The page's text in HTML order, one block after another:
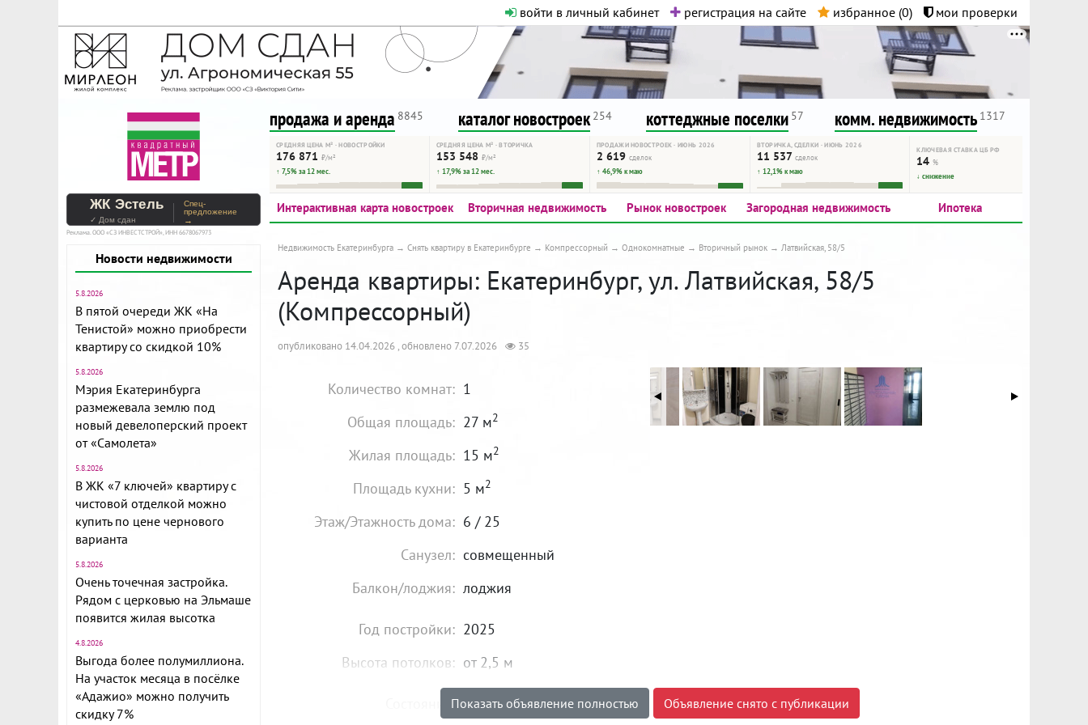
войти в личный кабинет регистрация на сайте избранное (0) мои проверки
На Метре реклама - только нормальная. Никакого шок-контента.
Помогайте независимому ресурсу, как он помогает вам. Удачи!
продажа и аренда 8845 каталог новостроек 254 коттеджные поселки 57 комм. недвижимость 1317
СРЕДНЯЯ ЦЕНА М² · НОВОСТРОЙКИ
176 871 ₽/м²
↑ 7,5% за 12 мес.
СРЕДНЯЯ ЦЕНА М² · ВТОРИЧКА
153 548 ₽/м²
↑ 17,9% за 12 мес.
ПРОДАЖИ НОВОСТРОЕК · ИЮНЬ 2026
2 619 сделок
↑ 46,9% к маю
ВТОРИЧКА, СДЕЛКИ · ИЮНЬ 2026
11 537 сделок
↑ 12,1% к маю
КЛЮЧЕВАЯ СТАВКА ЦБ РФ
14%
↓ снижение
ЖК Эстель
✓ Дом сдан
Спец-
предложение
→
Реклама. ООО «СЗ ИНВЕСТСТРОЙ», ИНН 6678067973
Новости недвижимости
5.8.2026
В пятой очереди ЖК «На
Тенистой» можно приобрести
квартиру со скидкой 10%
5.8.2026
Мэрия Екатеринбурга
размежевала землю под
новый девелоперский проект
от «Самолета»
5.8.2026
В ЖК «7 ключей» квартиру с
чистовой отделкой можно
купить по цене чернового
варианта
5.8.2026
Очень точечная застройка.
Рядом с церковью на Эльмаше
появится жилая высотка
4.8.2026
Выгода более полумиллиона.
На участок месяца в посёлке
«Адажио» можно получить
скидку 7%
Интерактивная карта новостроек Вторичная недвижимость Рынок новостроек Загородная недвижимость Ипотека
Недвижимость Екатеринбурга Снять квартиру в Екатеринбурге Компрессорный Однокомнатные Вторичный рынок Латвийская, 58/5
Аренда квартиры: Екатеринбург, ул. Латвийская, 58/5
(Компрессорный)
опубликовано 14.04.2026 , обновлено 7.07.2026 35
Количество комнат: 1
Общая площадь: 27 м2
Жилая площадь: 15 м2
Площадь кухни: 5 м2
Этаж/Этажность дома: 6 / 25
Санузел: совмещенный
Балкон/лоджия: лоджия
Год постройки: 2025
Высота потолков: от 2,5 м
Состояние: хорошее
Показать объявление полностью Объявление снято с публикации